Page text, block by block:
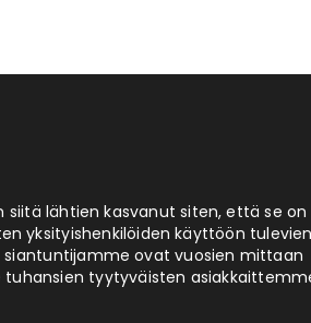
lähtien kasvanut siten, että se on
yksityishenkilöiden käyttöön
ovat vuosien mittaan
tyytyväisten